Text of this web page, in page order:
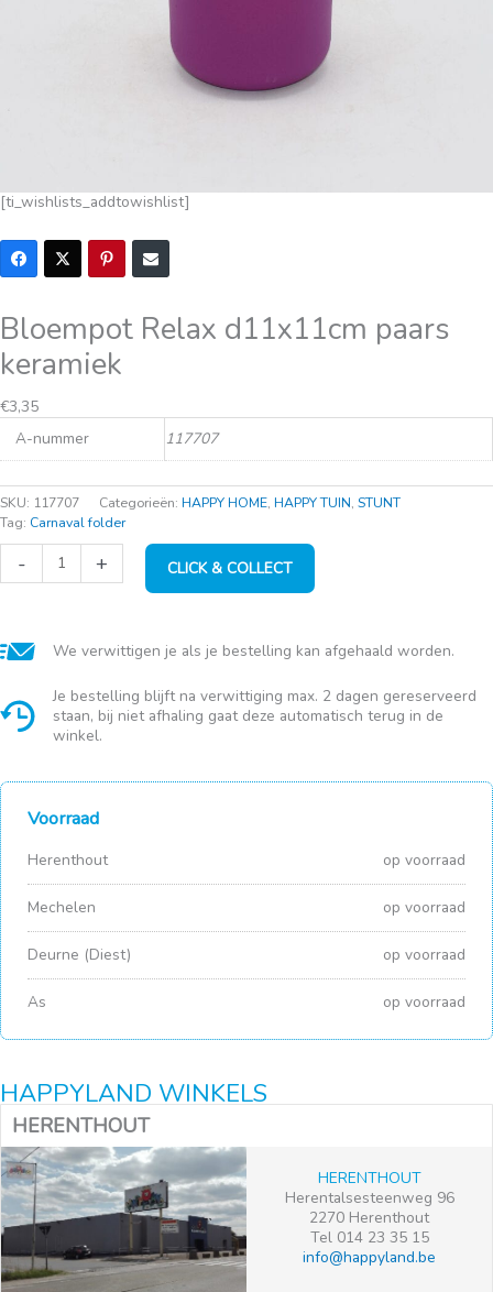
[ti_wishlists_addtowishlist]
Bloempot Relax d11x11cm paars
keramiek
€3,35
A-nummer
117707
SKU: 117707 Categorieën: HAPPY HOME, HAPPY TUIN, STUNT
Tag: Carnaval folder
-
Bloempot
Relax
aantal
+ CLICK & COLLECT
We verwittigen je als je bestelling kan afgehaald worden.
Je bestelling blijft na verwittiging max. 2 dagen gereserveerd
staan, bij niet afhaling gaat deze automatisch terug in de
winkel.
Voorraad
Herenthout op voorraad
Mechelen op voorraad
Deurne (Diest) op voorraad
As op voorraad
HAPPYLAND WINKELS
HERENTHOUT
HERENTHOUT
Herentalsesteenweg 96
2270 Herenthout
Tel 014 23 35 15
info@happyland.be